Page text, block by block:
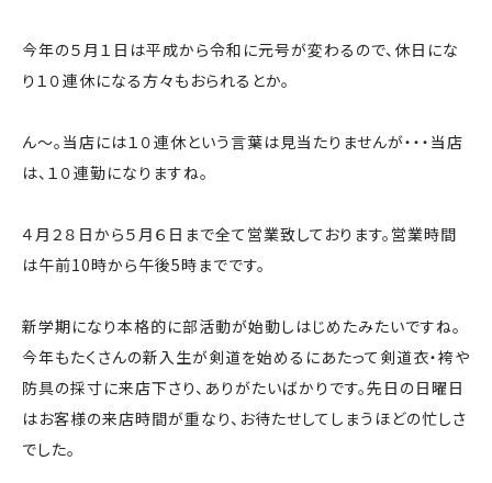
今年の５月１日は平成から令和に元号が変わるので、休日にな
り１０連休になる方々もおられるとか。
ん～。当店には１０連休という言葉は見当たりませんが・・・当店
は、１０連勤になりますね。
４月２８日から５月６日まで全て営業致しております。営業時間
は午前10時から午後5時までです。
新学期になり本格的に部活動が始動しはじめたみたいですね。
今年もたくさんの新入生が剣道を始めるにあたって剣道衣・袴や
防具の採寸に来店下さり、ありがたいばかりです。先日の日曜日
はお客様の来店時間が重なり、お待たせしてしまうほどの忙しさ
でした。